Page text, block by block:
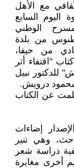
الثّقافي مع الأهل
اليوم السابع
الوطني
طنوس من بلدة
من حيفا،
"اقتفاء أثر
للدكتور نبيل
عن الكتاب
إضاءات
وهي تنير
دراسة شعر
أخرى مغايرة